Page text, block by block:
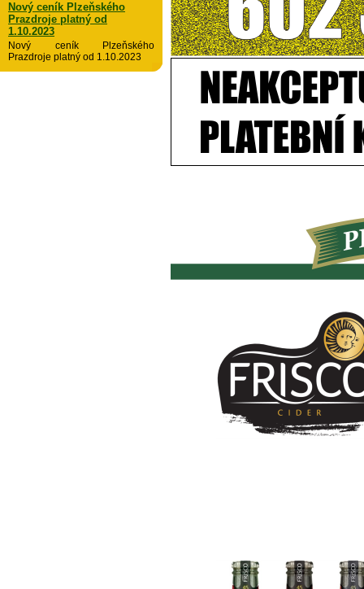
Nový ceník Plzeňského
Prazdroje platný od
1.10.2023
Nový ceník Plzeňského
Prazdroje platný od 1.10.2023